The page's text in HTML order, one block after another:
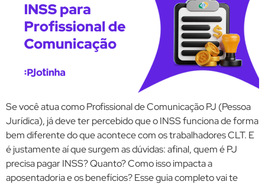
Se você atua como Profissional de Comunicação PJ (Pessoa
Jurídica), já deve ter percebido que o INSS funciona de forma
bem diferente do que acontece com os trabalhadores CLT. E
é justamente aí que surgem as dúvidas: afinal, quem é PJ
precisa pagar INSS? Quanto? Como isso impacta a
aposentadoria e os benefícios? Esse guia completo vai te